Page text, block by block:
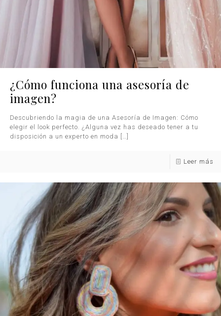
¿Cómo funciona una asesoría de
imagen?
Descubriendo la magia de una Asesoría de Imagen: Cómo
elegir el look perfecto. ¿Alguna vez has deseado tener a tu
disposición a un experto en moda
[…]
Leer más